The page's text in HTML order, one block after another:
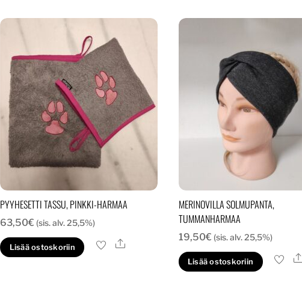
PYYHESETTI TASSU, PINKKI-HARMAA
63,50€ (sis. alv. 25,5%)
Lisää ostoskoriin Ale
MERINOVILLA SOLMUPANTA,
TUMMANHARMAA
19,50€ (sis. alv. 25,5%)
Lisää ostoskoriin